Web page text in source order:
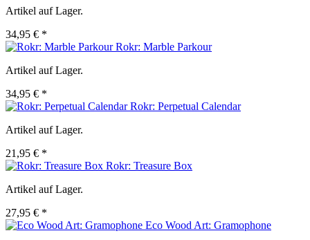
Artikel auf Lager.
34,95 € *
Rokr: Marble Parkour
Artikel auf Lager.
34,95 € *
Rokr: Perpetual Calendar
Artikel auf Lager.
21,95 € *
Rokr: Treasure Box
Artikel auf Lager.
27,95 € *
Eco Wood Art: Gramophone